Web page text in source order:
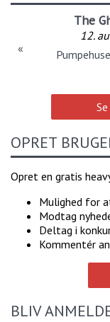
The
12.
«
OPRET
Opret en gratis
Mulighed for
Modtag
Deltag i
Kommentér
BLIV